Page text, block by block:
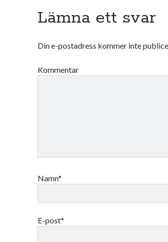
Lämna ett svar
Din e-postadress kommer inte
Kommentar
Namn*
E-post*